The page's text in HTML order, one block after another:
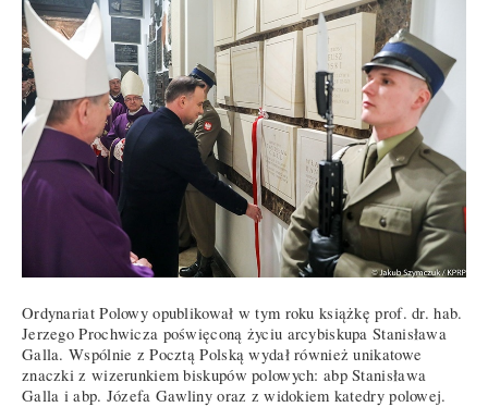
Ordynariat Polowy opublikował w tym roku książkę prof. dr. hab.
Jerzego Prochwicza poświęconą życiu arcybiskupa Stanisława
Galla. Wspólnie z Pocztą Polską wydał również unikatowe
znaczki z wizerunkiem biskupów polowych: abp Stanisława
Galla i abp. Józefa Gawliny oraz z widokiem katedry polowej.